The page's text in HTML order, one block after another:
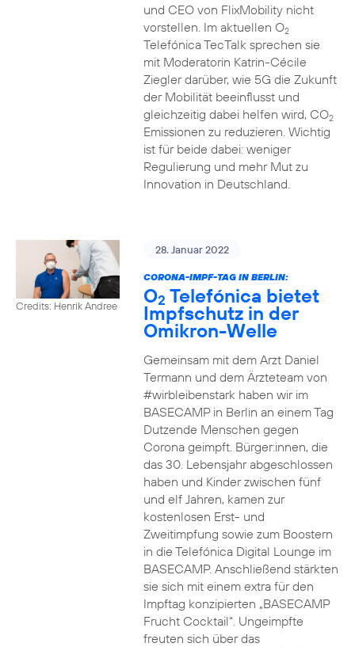
und CEO von FlixMobility nicht
vorstellen. Im aktuellen O2
Telefónica TecTalk sprechen sie
mit Moderatorin Katrin-Cécile
Ziegler darüber, wie 5G die Zukunft
der Mobilität beeinflusst und
gleichzeitig dabei helfen wird, CO2
Emissionen zu reduzieren. Wichtig
ist für beide dabei: weniger
Regulierung und mehr Mut zu
Innovation in Deutschland.
Credits: Henrik Andree
28. Januar 2022
CORONA-IMPF-TAG IN BERLIN:
O2 Telefónica bietet
Impfschutz in der
Omikron-Welle
Gemeinsam mit dem Arzt Daniel
Termann und dem Ärzteteam von
#wirbleibenstark haben wir im
BASECAMP in Berlin an einem Tag
Dutzende Menschen gegen
Corona geimpft. Bürger:innen, die
das 30. Lebensjahr abgeschlossen
haben und Kinder zwischen fünf
und elf Jahren, kamen zur
kostenlosen Erst- und
Zweitimpfung sowie zum Boostern
in die Telefónica Digital Lounge im
BASECAMP. Anschließend stärkten
sie sich mit einem extra für den
Impftag konzipierten „BASECAMP
Frucht Cocktail“. Ungeimpfte
freuten sich über das